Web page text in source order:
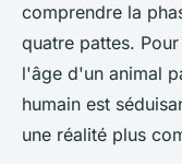
comprendre la
quatre pattes.
l'âge d'un animal
humain est
une réalité plus